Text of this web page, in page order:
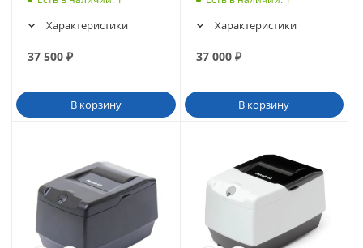
Характеристики
37 500 ₽
В корзину
Характеристики
37 000₽
В корзину